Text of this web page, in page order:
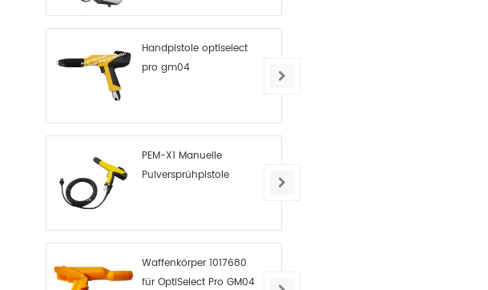
Handpistole optiselect
pro gm04
PEM-X1 Manuelle
Pulversprühpistole
Waffenkörper 1017680
für OptiSelect Pro GM04